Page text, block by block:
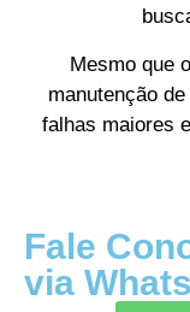
Mesmo que
manutenção
falhas maiores
Fale
via